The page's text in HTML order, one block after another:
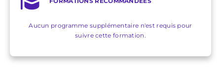
Aucun programme supplémentaire n'est requis pour
suivre cette formation.